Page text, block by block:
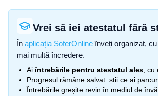
Vrei să iei atestatul fără
În aplicația SoferOnline înveți organizat,
mai multă încredere.
Aiîntrebările pentru atestatul ales ,
Progresul rămâne salvat: știi ce ai
Întrebările greșite revin în mediul de